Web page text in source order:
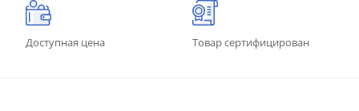
Доступная цена Товар сертифицирован